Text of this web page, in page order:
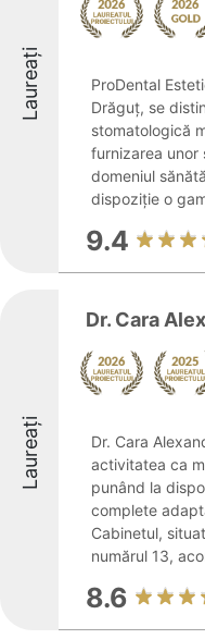
Laureați
ProDental
Drăguț, se
stomatologică
furnizarea unor
domeniul
dispoziție o
9.4
Laureați
Dr. Cara
Dr. Cara
activitatea ca
punând la
complete
Cabinetul,
numărul 13,
8.6